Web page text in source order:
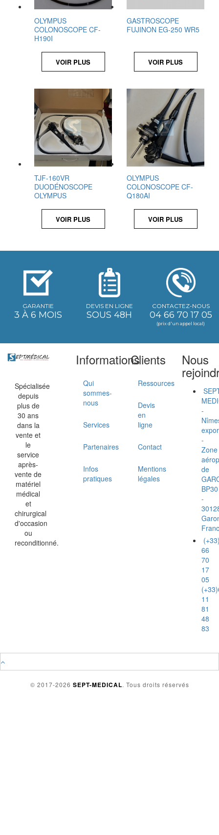
OLYMPUS
COLONOSCOPE CF-
H190I
VOIR PLUS
GASTROSCOPE
FUJINON EG-250 WR5
VOIR PLUS
TJF-160VR
DUODÉNOSCOPE
OLYMPUS
VOIR PLUS
OLYMPUS
COLONOSCOPE CF-
Q180AI
VOIR PLUS
GARANTIE
3 À 6 MOIS
DEVIS EN LIGNE
SOUS 48H
CONTACTEZ-NOUS
04 66 70 17 05
(prix d'un appel local)
Spécialisée
depuis
plus de
30 ans
dans la
vente et
le
service
après-
vente de
matériel
médical
et
chirurgical
d'occasion
ou
reconditionné.
Informations
Qui
sommes-
nous
Services
Partenaires
Infos
pratiques
Clients
Ressources
Devis
en
ligne
Contact
Mentions
légales
Nous
-
-
Zone
de
BP30
-
66
70
17
05
11
81
48
83
© 2017-2026 SEPT-MEDICAL. Tous droits réservés